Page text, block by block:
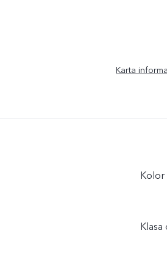
Karta
Kolor